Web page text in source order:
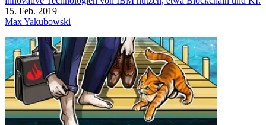
15. Feb. 2019
Max Yakubowski